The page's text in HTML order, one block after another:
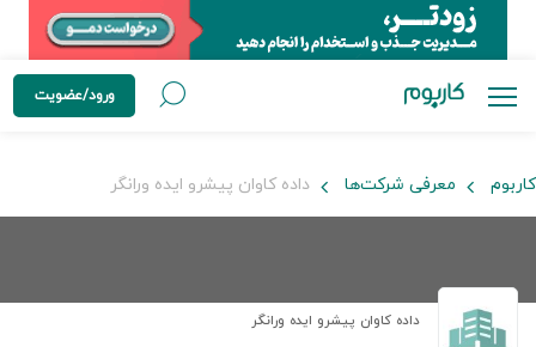
ورود/عضویت
کاربوم معرفی شرکت‌ها داده کاوان پیشرو ایده ورانگر
داده کاوان پیشرو ایده ورانگر